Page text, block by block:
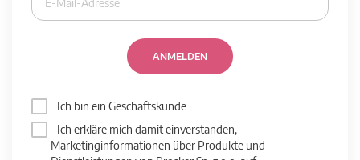
ANMELDEN
Ich bin ein Geschäftskunde
Ich erkläre mich damit einverstanden,
Marketinginformationen über Produkte und